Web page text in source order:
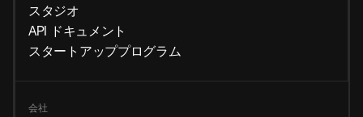
スタジオ
API ドキュメント
スタートアッププログラム
会社